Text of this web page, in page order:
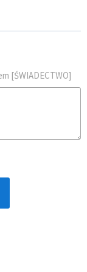
[ŚWIADECTWO]